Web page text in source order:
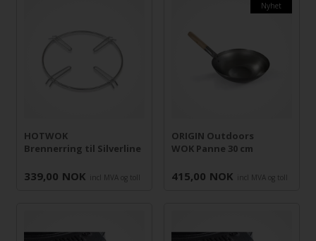
HOTWOK
Brennerring til Silverline
339,00 NOK incl MVA og toll
Nyhet
ORIGIN Outdoors
WOK Panne 30 cm
415,00 NOK incl MVA og toll